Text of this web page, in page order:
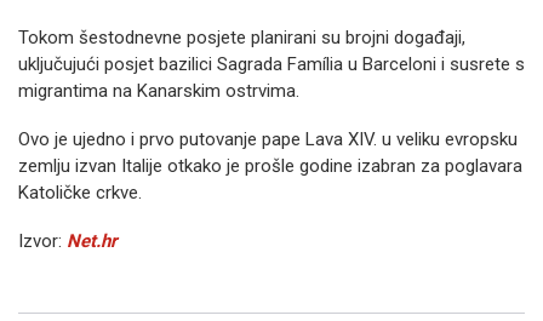
Tokom šestodnevne posjete planirani su brojni događaji,
uključujući posjet bazilici Sagrada Família u Barceloni i susrete s
migrantima na Kanarskim ostrvima.
Ovo je ujedno i prvo putovanje pape Lava XIV. u veliku evropsku
zemlju izvan Italije otkako je prošle godine izabran za poglavara
Katoličke crkve.
Izvor: Net.hr